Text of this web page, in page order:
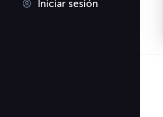
Iniciar sesión